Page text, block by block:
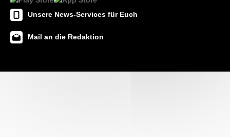
Unsere News-Services für Euch
Mail an die Redaktion